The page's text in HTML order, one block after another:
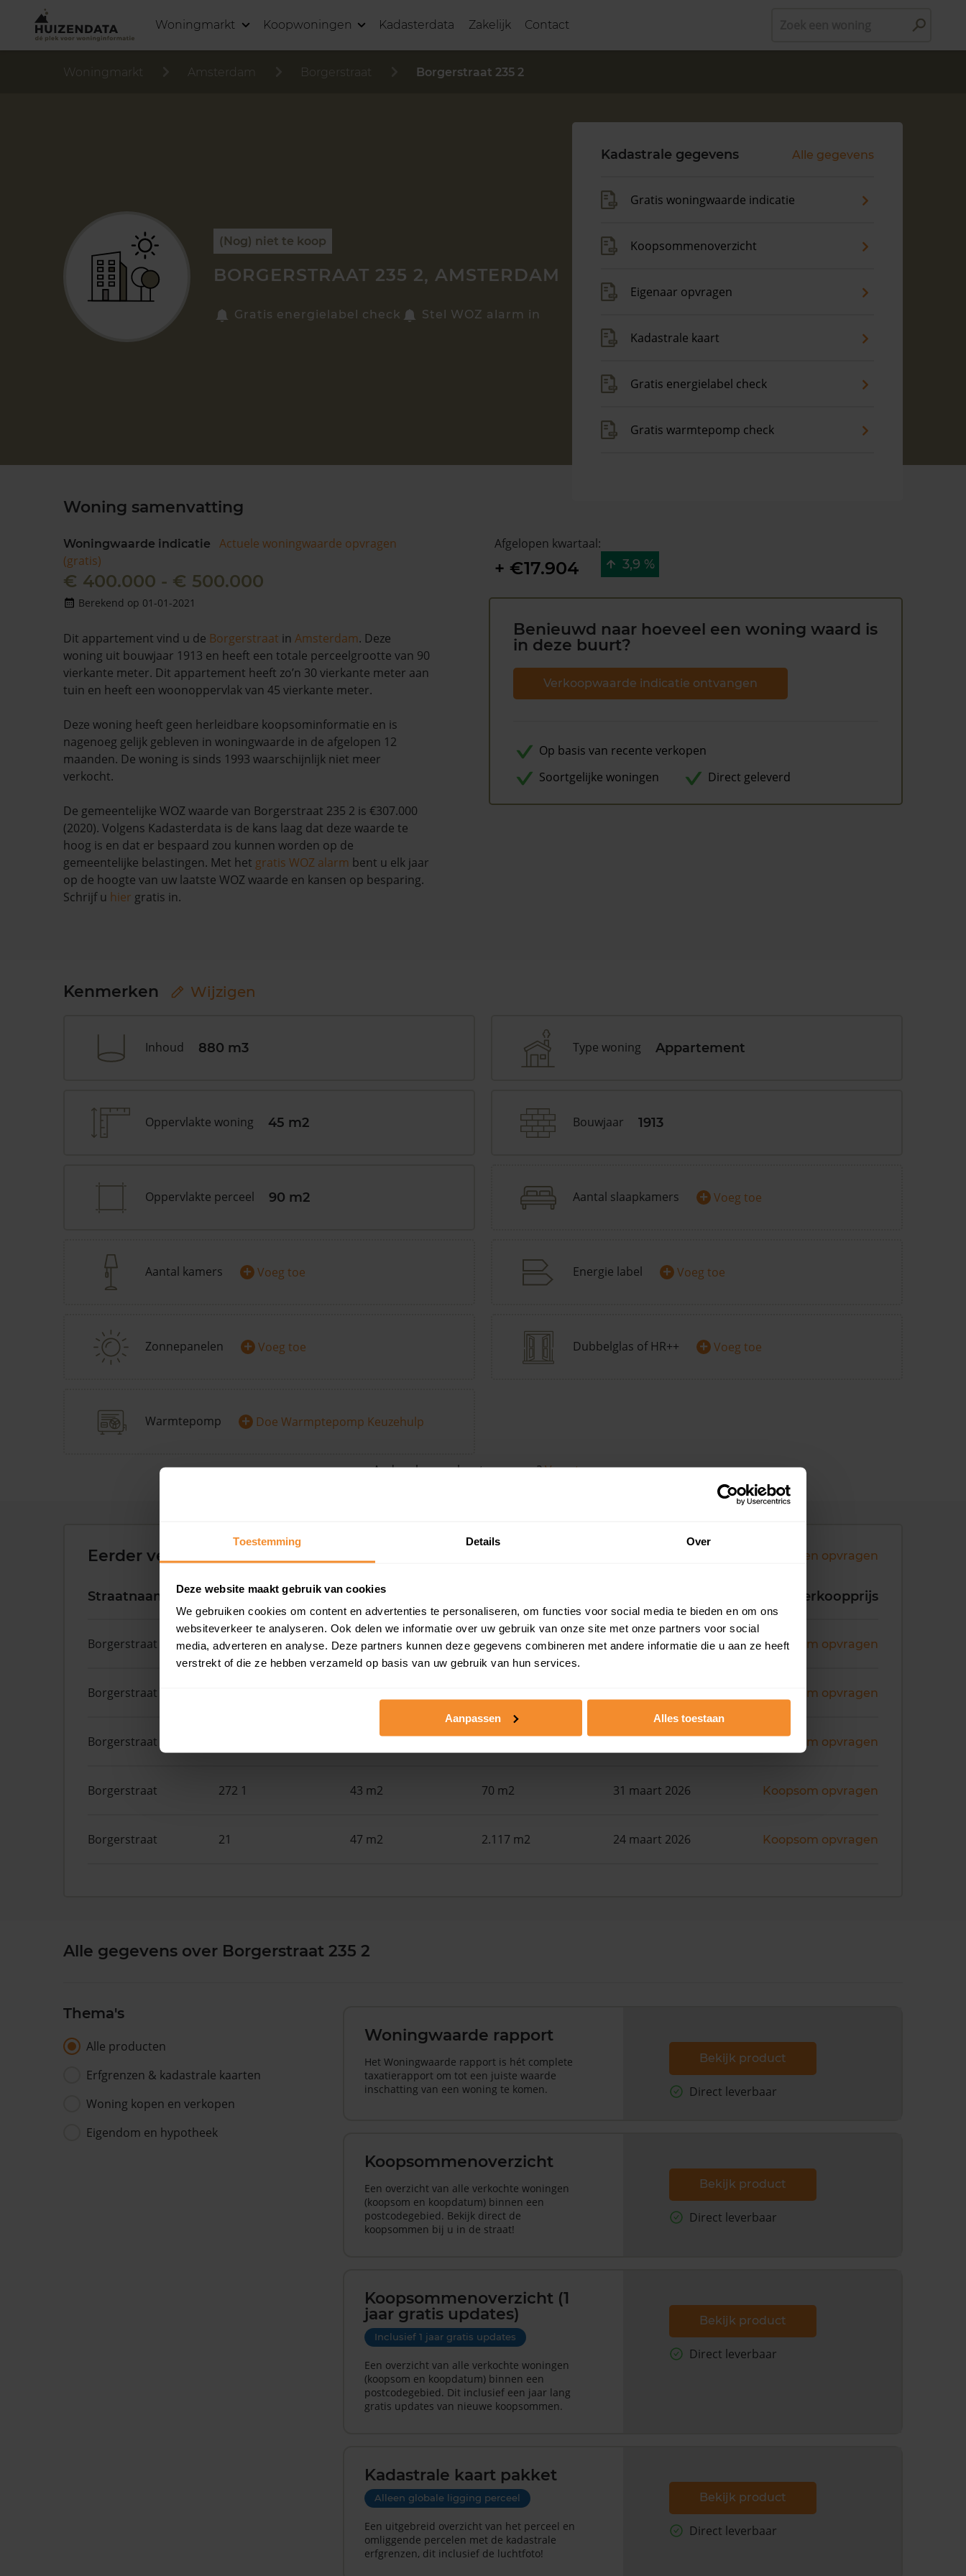
Toestemming Details Over
Deze website maakt gebruik van cookies
We gebruiken cookies om content en advertenties te personaliseren, om functies voor social media te bieden en om ons
websiteverkeer te analyseren. Ook delen we informatie over uw gebruik van onze site met onze partners voor social
media, adverteren en analyse. Deze partners kunnen deze gegevens combineren met andere informatie die u aan ze heeft
verstrekt of die ze hebben verzameld op basis van uw gebruik van hun services.
Aanpassen Alles toestaan
Woningmarkt Koopwoningen Kadasterdata Zakelijk Contact
Woningmarkt Amsterdam Borgerstraat Borgerstraat 235 2
(Nog) niet te koop
BORGERSTRAAT 235 2, AMSTERDAM
Gratis energielabel check Stel WOZ alarm in
Kadastrale gegevens Alle gegevens
Gratis woningwaarde indicatie
Koopsommenoverzicht
Eigenaar opvragen
Kadastrale kaart
Gratis energielabel check
Gratis warmtepomp check
Woning samenvatting
Woningwaarde indicatie
Actuele woningwaarde opvragen
(gratis)
€ 400.000 - € 500.000
Berekend op 01-01-2021
Dit appartement vind u de Borgerstraat in Amsterdam. Deze
woning uit bouwjaar 1913 en heeft een totale perceelgrootte van 90
vierkante meter. Dit appartement heeft zo’n 30 vierkante meter aan
tuin en heeft een woonoppervlak van 45 vierkante meter.
Deze woning heeft geen herleidbare koopsominformatie en is
nagenoeg gelijk gebleven in woningwaarde in de afgelopen 12
maanden. De woning is sinds 1993 waarschijnlijk niet meer
verkocht.
De gemeentelijke WOZ waarde van Borgerstraat 235 2 is €307.000
(2020). Volgens Kadasterdata is de kans laag dat deze waarde te
hoog is en dat er bespaard zou kunnen worden op de
gemeentelijke belastingen. Met het gratis WOZ alarm bent u elk jaar
op de hoogte van uw laatste WOZ waarde en kansen op besparing.
Schrijf u hier gratis in.
Afgelopen kwartaal:
+ €17.904 3,9 %
Benieuwd naar hoeveel een woning waard is
in deze buurt?
Verkoopwaarde indicatie ontvangen
Op basis van recente verkopen
Soortgelijke woningen
Direct geleverd
Kenmerken Wijzigen
Inhoud 880 m3 Type woning Appartement
Oppervlakte woning 45 m2 Bouwjaar 1913
Oppervlakte perceel 90 m2 Aantal slaapkamers + Voeg toe
Aantal kamers + Voeg toe Energie label + Voeg toe
Zonnepanelen + Voeg toe Dubbelglas of HR++ + Voeg toe
Warmtepomp + Doe Warmptepomp Keuzehulp
Andere kenmerken toevoegen?Voeg toe
Eerder verkochte woningen in de buurt Andere koopsommen opvragen
Straatnaam Huisnr. Woonoppervlak Verkoopprijs
Borgerstraat 262 54 m2 107 m2 19 juni 2026 Koopsom opvragen
Borgerstraat Koopsom opvragen
Borgerstraat 51 m2 1.500 m2 26 mei 2026 Koopsom opvragen
Borgerstraat 272 1 43 m2 70 m2 31 maart 2026 Koopsom opvragen
Borgerstraat 21 47 m2 2.117 m2 24 maart 2026 Koopsom opvragen
Alle gegevens over Borgerstraat 235 2
Thema's
Alle producten
Erfgrenzen & kadastrale kaarten
Woning kopen en verkopen
Eigendom en hypotheek
Woningwaarde rapport
Het Woningwaarde rapport is hét complete
taxatierapport om tot een juiste waarde
inschatting van een woning te komen.
Bekijk product
Direct leverbaar
Koopsommenoverzicht
Een overzicht van alle verkochte woningen
(koopsom en koopdatum) binnen een
postcodegebied. Bekijk direct de
koopsommen bij u in de straat!
Bekijk product
Direct leverbaar
Koopsommenoverzicht (1
jaar gratis updates)
Inclusief 1 jaar gratis updates
Een overzicht van alle verkochte woningen
(koopsom en koopdatum) binnen een
postcodegebied. Dit inclusief een jaar lang
gratis updates van nieuwe koopsommen.
Bekijk product
Direct leverbaar
Kadastrale kaart pakket
Alleen globale ligging perceel
Een uitgebreid overzicht van het perceel en
omliggende percelen met de kadastrale
erfgrenzen, dit inclusief de luchtfoto!
Bekijk product
Direct leverbaar